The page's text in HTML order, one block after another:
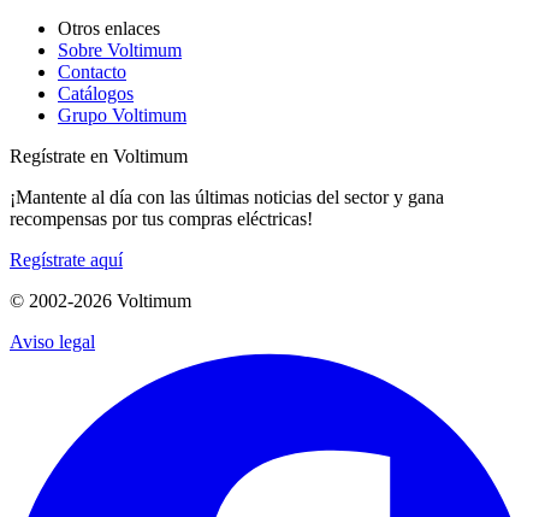
Otros enlaces
Sobre Voltimum
Contacto
Catálogos
Grupo Voltimum
Regístrate en Voltimum
¡Mantente al día con las últimas noticias del sector y gana
recompensas por tus compras eléctricas!
Regístrate aquí
© 2002-2026 Voltimum
Aviso legal